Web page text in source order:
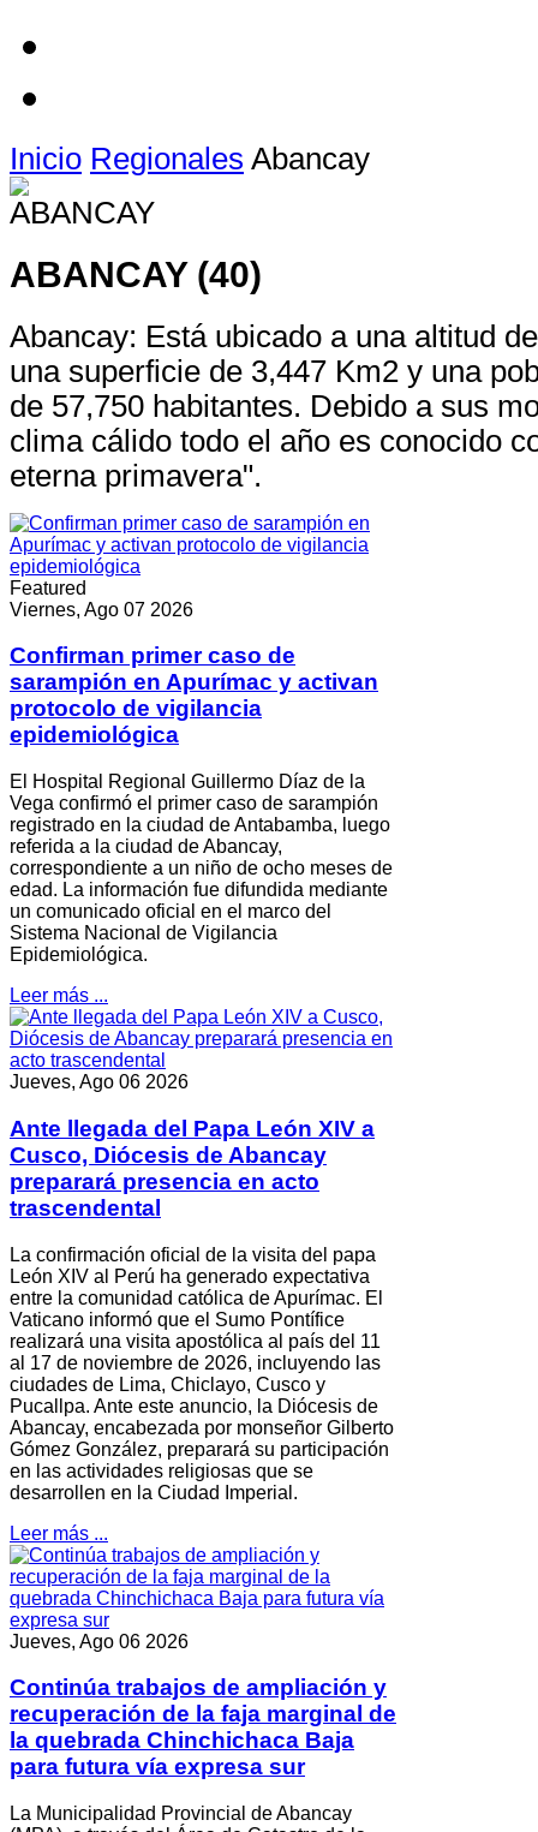
Inicio Regionales Abancay
ABANCAY (40)
Abancay: Está ubicado a una altitud
una superficie de 3,447 Km2 y una
de 57,750 habitantes. Debido a sus
clima cálido todo el año es conocido
eterna primavera".
Featured
Viernes, Ago 07 2026
Confirman primer caso de
sarampión en Apurímac y activan
protocolo de vigilancia
epidemiológica
El Hospital Regional Guillermo Díaz de la
Vega confirmó el primer caso de sarampión
registrado en la ciudad de Antabamba, luego
referida a la ciudad de Abancay,
correspondiente a un niño de ocho meses de
edad. La información fue difundida mediante
un comunicado oficial en el marco del
Sistema Nacional de Vigilancia
Epidemiológica.
Leer más ...
Jueves, Ago 06 2026
Ante llegada del Papa León XIV a
Cusco, Diócesis de Abancay
preparará presencia en acto
trascendental
La confirmación oficial de la visita del papa
León XIV al Perú ha generado expectativa
entre la comunidad católica de Apurímac. El
Vaticano informó que el Sumo Pontífice
realizará una visita apostólica al país del 11
al 17 de noviembre de 2026, incluyendo las
ciudades de Lima, Chiclayo, Cusco y
Pucallpa. Ante este anuncio, la Diócesis de
Abancay, encabezada por monseñor Gilberto
Gómez González, preparará su participación
en las actividades religiosas que se
desarrollen en la Ciudad Imperial.
Leer más ...
Jueves, Ago 06 2026
Continúa trabajos de ampliación y
recuperación de la faja marginal de
la quebrada Chinchichaca Baja
para futura vía expresa sur
La Municipalidad Provincial de Abancay